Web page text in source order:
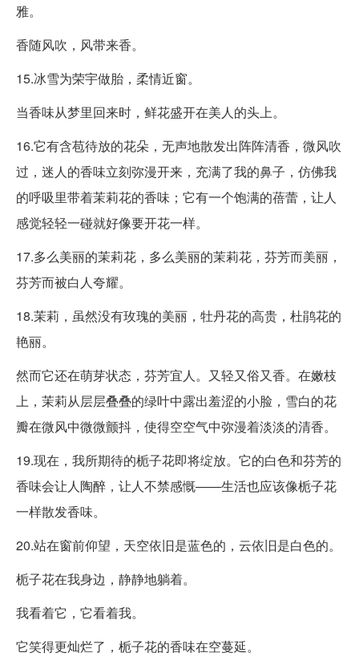
雅。
香随风吹，风带来香。
15.冰雪为荣宇做胎，柔情近窗。
当香味从梦里回来时，鲜花盛开在美人的头上。
16.它有含苞待放的花朵，无声地散发出阵阵清香，微风吹
过，迷人的香味立刻弥漫开来，充满了我的鼻子，仿佛我
的呼吸里带着茉莉花的香味；它有一个饱满的蓓蕾，让人
感觉轻轻一碰就好像要开花一样。
17.多么美丽的茉莉花，多么美丽的茉莉花，芬芳而美丽，
芬芳而被白人夸耀。
18.茉莉，虽然没有玫瑰的美丽，牡丹花的高贵，杜鹃花的
艳丽。
然而它还在萌芽状态，芬芳宜人。又轻又俗又香。在嫩枝
上，茉莉从层层叠叠的绿叶中露出羞涩的小脸，雪白的花
瓣在微风中微微颤抖，使得空空气中弥漫着淡淡的清香。
19.现在，我所期待的栀子花即将绽放。它的白色和芬芳的
香味会让人陶醉，让人不禁感慨——生活也应该像栀子花
一样散发香味。
20.站在窗前仰望，天空依旧是蓝色的，云依旧是白色的。
栀子花在我身边，静静地躺着。
我看着它，它看着我。
它笑得更灿烂了，栀子花的香味在空蔓延。